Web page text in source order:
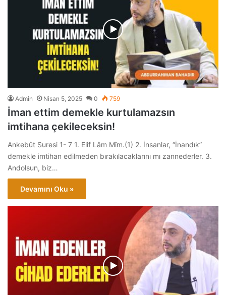
Admin Nisan 5, 2025 0 759
İman ettim demekle kurtulamazsın
imtihana çekileceksin!
Ankebût Suresi 1- 7 1. Elif Lâm Mîm.(1) 2. İnsanlar, “İnandık”
demekle imtihan edilmeden bırakılacaklarını mı zannederler. 3.
Andolsun, biz…
Devamını Oku »